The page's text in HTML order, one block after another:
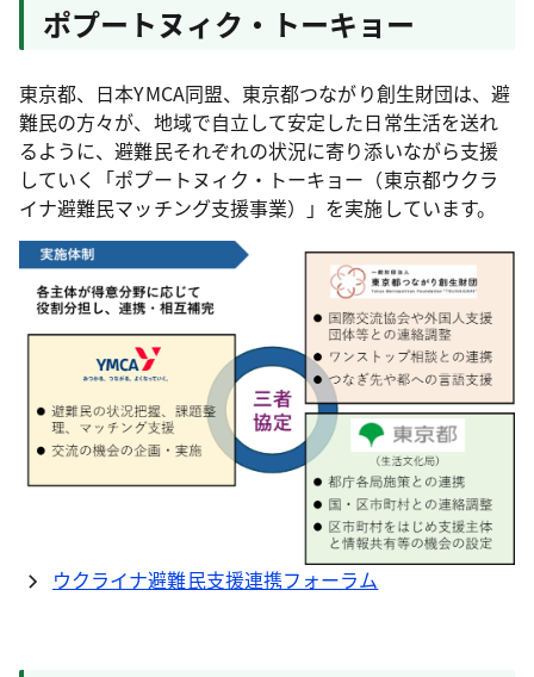
ポプートヌィク・トーキョー
東京都、日本YMCA同盟、東京都つながり創生財団は、避
難民の方々が、地域で自立して安定した日常生活を送れ
るように、避難民それぞれの状況に寄り添いながら支援
していく「ポプートヌィク・トーキョー（東京都ウクラ
イナ避難民マッチング支援事業）」を実施しています。
ウクライナ避難民支援連携フォーラム